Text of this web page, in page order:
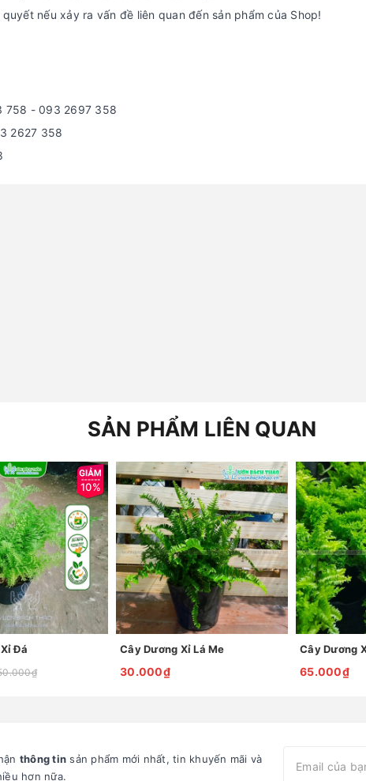
nếu xảy ra vấn đề liên quan đến sản phẩm của Shop!
758 - 093 2697 358
2627 358
SẢN PHẨM LIÊN QUAN
10%
Đá Cây Dương Xỉ Lá Me
30.000₫
Cây Dương
65.000₫
thông tin sản phẩm mới nhất, tin khuyến mãi và
hơn nữa.